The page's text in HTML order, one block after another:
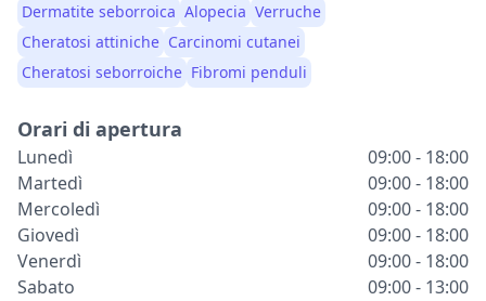
Dermatite seborroica Alopecia Verruche
Cheratosi attiniche Carcinomi cutanei
Cheratosi seborroiche Fibromi penduli
Orari di apertura
Lunedì
09:00 - 18:00
Martedì
09:00 - 18:00
Mercoledì
09:00 - 18:00
Giovedì
09:00 - 18:00
Venerdì
09:00 - 18:00
Sabato
09:00 - 13:00